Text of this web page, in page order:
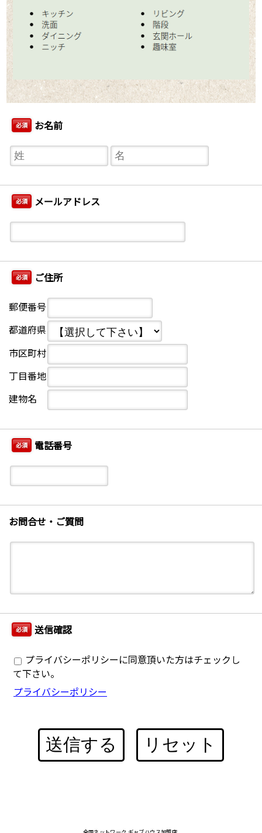
必須 お名前
必須 メールアドレス
必須 ご住所
郵便番号
都道府県
市区町村
丁目番地
建物名
必須 電話番号
お問合せ・ご質問
必須 送信確認
プライバシーポリシーに同意頂いた方はチェックし
て下さい。
プライバシーポリシー
送信する リセット